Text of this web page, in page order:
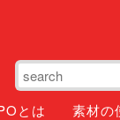
とは 素材の